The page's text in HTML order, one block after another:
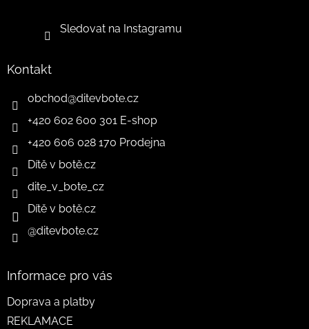
Sledovat na Instagramu
Kontakt
obchod@ditevbote.cz
+420 602 600 301 E-shop
+420 606 028 170 Prodejna
Dítě v botě.cz
dite_v_bote_cz
Dítě v botě.cz
@ditevbote.cz
Informace pro vás
Doprava a platby
REKLAMACE